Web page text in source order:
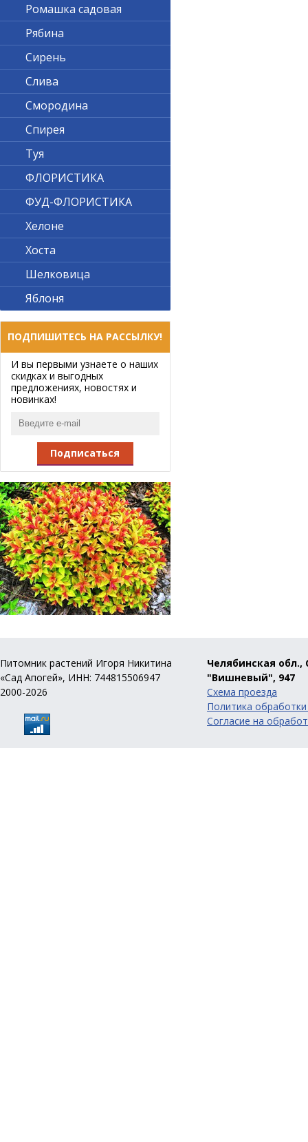
Ромашка садовая
Рябина
Сирень
Слива
Смородина
Спирея
Туя
ФЛОРИСТИКА
ФУД-ФЛОРИСТИКА
Хелоне
Хоста
Шелковица
Яблоня
ПОДПИШИТЕСЬ НА РАССЫЛКУ!
И вы первыми узнаете о наших
скидках и выгодных
предложениях, новостях и
новинках!
Подписаться
Питомник растений Игоря Никитина
«Сад Апогей», ИНН: 744815506947
2000-2026
Челябинская обл.,
"Вишневый", 947
Схема проезда
Политика
Согласие на